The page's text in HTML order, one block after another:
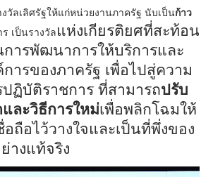
วัลเลิศรัฐให้แก่หน่วยงานภาครัฐ นับเป็นก้าว
เป็นรางวัลแห่งเกียรติยศที่สะท้อน
การพัฒนาการให้บริการและ
ารของภาครัฐ เพื่อไปสู่ความ
ปฏิบัติราชการ ที่สามารถปรับ
ละวิธีการใหม่เพื่อพลิกโฉมให้
อถือไว้วางใจและเป็นที่พึ่งของ
างแท้จริง